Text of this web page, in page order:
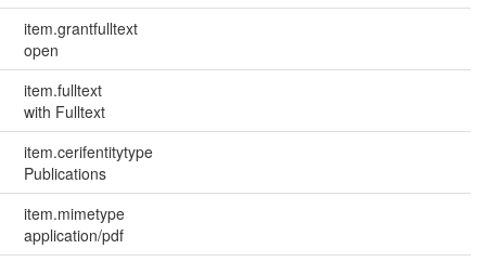
item.grantfulltext
open
item.fulltext
with Fulltext
item.cerifentitytype
Publications
item.mimetype
application/pdf